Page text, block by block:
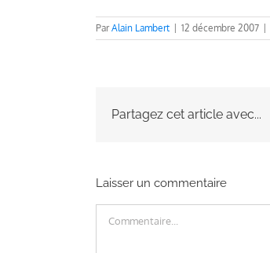
ParAlain Lambert 12 décembre 2007
Partagez cet article avec...
Laisser un commentaire